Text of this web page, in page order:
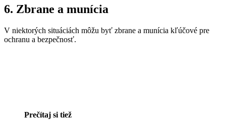
6. Zbrane a munícia
V niektorých situáciách môžu byť zbrane a munícia kľúčové pre
ochranu a bezpečnosť.
Prečítaj si tiež